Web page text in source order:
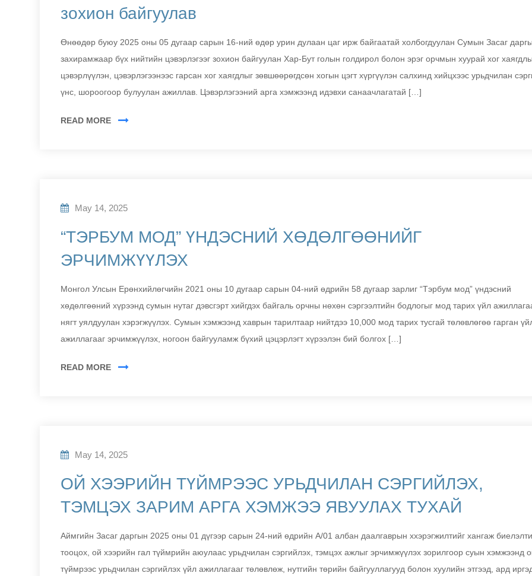
зохион байгуулав
Өнөөдөр буюу 2025 оны 05 дугаар сарын 16-ний өдөр урин дулаан цаг ирж байгаатай холбогдуулан Сумын Засаг
захирамжаар бүх нийтийн цэвэрлэгээг зохион байгуулан Хар-Бут голын голдирол болон эрэг орчмын хуурай хог
цэвэрлүүлэн, цэвэрлэгээнээс гарсан хог хаягдлыг зөвшөөрөгдсөн хогын цэгт хүргүүлэн салхинд хийцхээс урьдчилан
үнс, шороогоор булуулан ажиллав. Цэвэрлэгээний арга хэмжээнд идэвхи санаачлагатай […]
READ MORE
May 14, 2025
“ТЭРБУМ МОД” ҮНДЭСНИЙ ХӨДӨЛГӨӨНИЙГ
ЭРЧИМЖҮҮЛЭХ
Монгол Улсын Ерөнхийлөгчийн 2021 оны 10 дугаар сарын 04-ний өдрийн 58 дугаар зарлиг “Тэрбум мод” үндэсний
хөдөлгөөний хүрээнд сумын нутаг дэвсгэрт хийгдэх байгаль орчны нөхөн сэргээлтийн бодлогыг мод тарих үйл
нягт уялдуулан хэрэгжүүлэх. Сумын хэмжээнд хаврын тарилтаар нийтдээ 10,000 мод тарих тусгай төлөвлөгөө гарган
ажиллагааг эрчимжүүлэх, ногоон байгууламж бүхий цэцэрлэгт хүрээлэн бий болгох […]
READ MORE
May 14, 2025
ОЙ ХЭЭРИЙН ТҮЙМРЭЭС УРЬДЧИЛАН СЭРГИЙЛЭХ,
ТЭМЦЭХ ЗАРИМ АРГА ХЭМЖЭЭ ЯВУУЛАХ ТУХАЙ
Аймгийн Засаг даргын 2025 оны 01 дүгээр сарын 24-ний өдрийн А/01 албан даалгаврын ххэрэгжилтийг хангаж
тооцох, ой хээрийн гал түймрийн аюулаас урьдчилан сэргийлэх, тэмцэх ажлыг эрчимжүүлэх зорилгоор суын хэмжээнд
түймрээс урьдчилан сэргийлэх үйл ажиллагааг төлөвлөж, нутгийн төрийн байгууллагууд болон хуулийн этгээд, ард